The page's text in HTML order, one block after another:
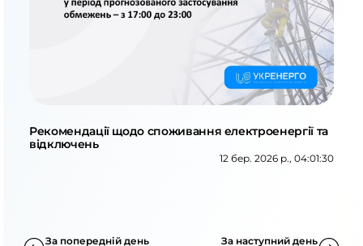
Рекомендації щодо споживання електроенергії та
відключень
12 бер. 2026 р., 04:01:30
За попередній день За наступний день